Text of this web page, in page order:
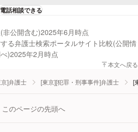
電話相談できる
非公開含む)2025年6月時点
る弁護士検索ポータルサイト比較(公開情
)2025年2月時点
本文へ戻る
]弁護士 [東京][犯罪・刑事事件]弁護士 [
このページの先頭へ